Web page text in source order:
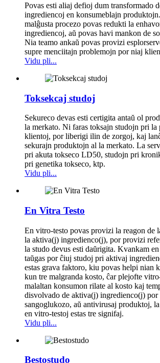
Povas esti aliaj defioj dum transformado
ingrediencoj en konsumeblajn
malĝusta procezo povas redukti la
ingrediencoj, aŭ povas havi mankon de
Nia teamo ankaŭ povas provizi
supre menciitajn problemojn por niaj
Vidu pli...
Toksekcaj studoj
Sekureco devas esti certigita antaŭ ol
la merkato. Ni faras toksajn studojn pri la
klientoj, por liberigi ilin de zorgoj, kaj
sekurajn produktojn al la merkato. La
pri akuta tokseco LD50, studojn pri
pri genetika tokseco, ktp.
Vidu pli...
En Vitra Testo
En vitro-testo povas provizi la reagon de
la aktiva(j) ingredienco(j), por provizi
la studo devus esti daŭrigita. Kvankam
taŭgas por ĉiuj studoj pri aktivaj
estas grava faktoro, kiu povas helpi nian
kun tre malgranda kosto, ĉar plejofte
malaltan konsumon rilate al kosto kaj
disvolvado de aktiva(j) ingredienco(j)
sangoglukozo, aŭ antivirusaj produktoj,
en vitro-testoj estas tre signifaj.
Vidu pli...
Bestostudo